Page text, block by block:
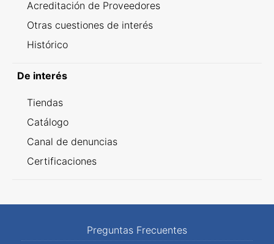
Acreditación de Proveedores
Otras cuestiones de interés
Histórico
De interés
Tiendas
Catálogo
Canal de denuncias
Certificaciones
Preguntas Frecuentes